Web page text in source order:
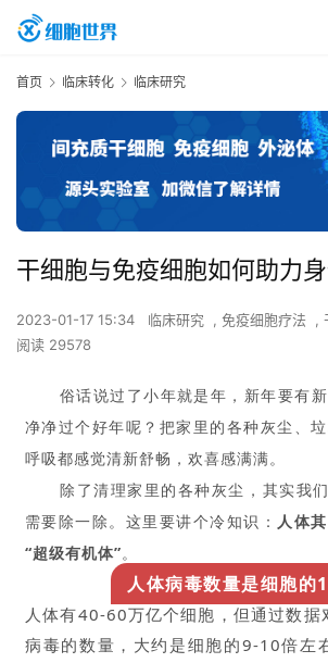
首页 临床转化 临床研究
干细胞与免疫细胞如何助力
2023-01-17 15:34 临床研究 , 免疫细胞疗法 ,
阅读 29578
俗话说过了小年就是年，新年要有
净净过个好年呢？把家里的各种灰尘、
呼吸都感觉清新舒畅，欢喜感满满。
除了清理家里的各种灰尘，其实我
需要除一除。这里要讲个冷知识： 人体
“超级有机体”。
人体病毒数量是细胞的
人体有40-60万亿个细胞，但通过数据
病毒的数量，大约是细胞的9-10倍左